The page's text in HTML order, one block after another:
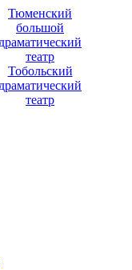
Тюменский
большой
драматический
театр
Тобольский
драматический
театр